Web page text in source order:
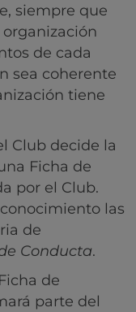
siempre que
de cada
sea coherente
tiene
Club decide la
Ficha de
por el Club.
las
de
Conducta.
de
parte del